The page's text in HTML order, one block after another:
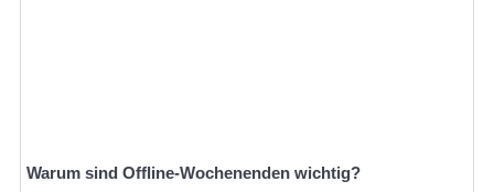
Warum sind Offline-Wochenenden wichtig?